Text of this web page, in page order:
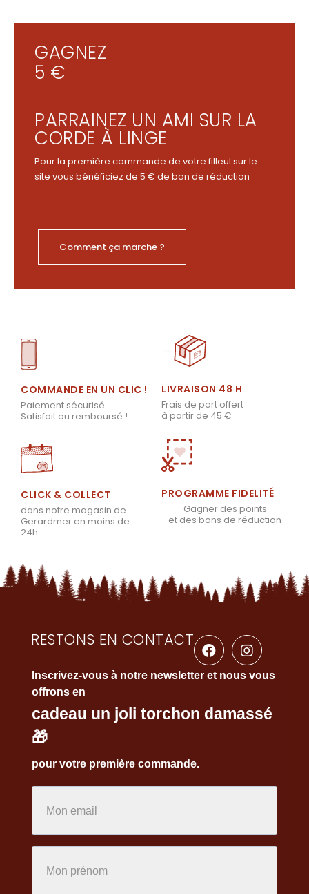
GAGNEZ
5 €
PARRAINEZ UN AMI SUR LA
CORDE À LINGE
Pour la première commande de votre filleul sur le
site vous bénéficiez de 5 € de bon de réduction
Comment ça marche ?
COMMANDE EN UN CLIC !
Paiement sécurisé
Satisfait ou remboursé !
LIVRAISON 48 H
Frais de port offert
à partir de 45 €
CLICK & COLLECT
dans notre magasin de
Gerardmer en moins de
24h
PROGRAMME FIDELITÉ
Gagner des points
et des bons de réduction
RESTONS EN CONTACT
Inscrivez-vous à notre newsletter et nous vous
offrons en
cadeau un joli torchon damassé
🎁
pour votre première commande.